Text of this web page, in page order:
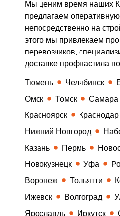
Мы ценим время наших
предлагаем
непосредственно на
этого мы привлекаем
перевозчиков,
доставке профнастила
Тюмень Челябинск
Омск
Томск Самара
Красноярск
Краснодар
Нижний Новгород
Казань
Пермь
Новокузнецк
Уфа
Воронеж
Тольятти
Ижевск
Волгоград
Ярославль
Иркутск